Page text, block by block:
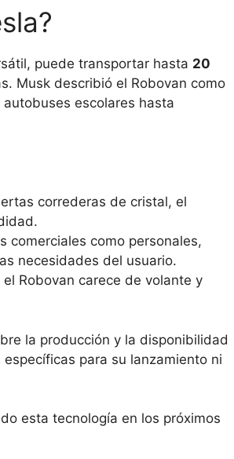
puede transportar hasta 20
Musk describió el Robovan como
escolares hasta
correderas de cristal, el
comerciales como personales,
necesidades del usuario.
Robovan carece de volante y
la producción y la disponibilidad
para su lanzamiento ni
esta tecnología en los próximos